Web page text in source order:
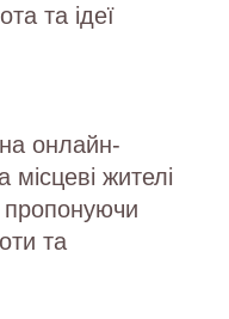
та ідеї
онлайн-
місцеві жителі
пропонуючи
та